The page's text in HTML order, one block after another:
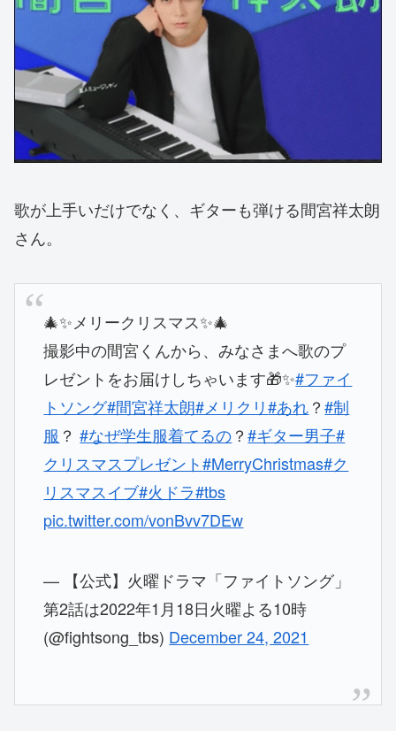
歌が上手いだけでなく、ギターも弾ける間宮祥太朗
さん。
🎄✨メリークリスマス✨🎄
撮影中の間宮くんから、みなさまへ歌のプ
レゼントをお届けしちゃいます🎁✨#ファイ
トソング#間宮祥太朗#メリクリ#あれ？#制
服 ？#なぜ学生服着てるの？#ギター男子#
クリスマスプレゼント#MerryChristmas#ク
リスマスイブ#火ドラ#tbs
pic.twitter.com/vonBvv7DEw
— 【公式】火曜ドラマ「ファイトソング」
第2話は2022年1月18日火曜よる10時
(@fightsong_tbs) December 24, 2021